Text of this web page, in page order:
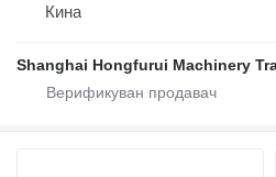
Кина
Shanghai Hongfurui Machinery